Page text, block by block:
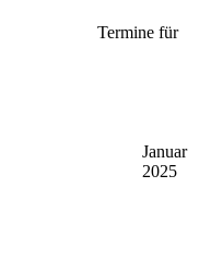
Termine für
Januar
2025